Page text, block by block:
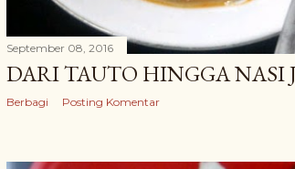
September 08, 2016
DARI TAUTO HINGGA NASI
Berbagi Posting Komentar